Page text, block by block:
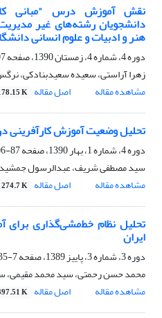
نقش آموزش درس "مبانی
دانشجویان رشته‌های غیر
هنر و ادبیات و علوم انسانی
دوره 4، شماره 4، زمستان 1390، صفحه
زهرا آراستی، سعیده سعیدبنادکی،
مشاهده مقاله
اصل مقاله K
تحلیل وضعیت آموزش کارآفرینی
دوره 4، شماره 1، بهار 1390، صفحه
87-106
سید مصطفی شریف، عبدالرسول
مشاهده مقاله
اصل مقاله 274.7 K
تحلیل نظام خط‌مشی‌گذاری برای
ایران
دوره 3، شماره 3، پاییز 1389، صفحه
7-35
محمد حسن رحمتی، سید محمد مقیمی،
مشاهده مقاله
اصل مقاله K